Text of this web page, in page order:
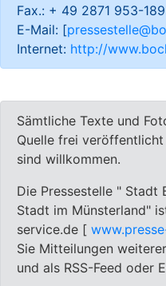
Fax.: + 49 2871 953-189
E-Mail: [
Internet: http://
Sämtliche Texte und
Quelle frei
sind willkommen.
Die Pressestelle " Stadt
Stadt im Münsterland"
service.de [
Sie Mitteilungen
und als RSS-Feed oder